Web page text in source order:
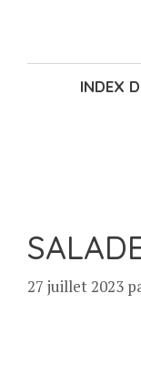
INDEX
27 juillet 2023